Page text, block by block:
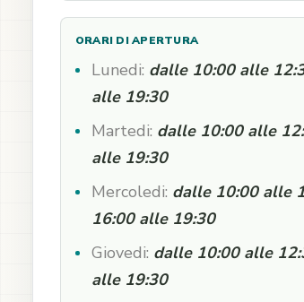
ORARI DI APERTURA
Lunedi: dalle 10:00 alle
alle 19:30
Martedi: dalle 10:00 alle
alle 19:30
Mercoledi: dalle 10:00 alle
16:00 alle 19:30
Giovedi: dalle 10:00 alle
alle 19:30